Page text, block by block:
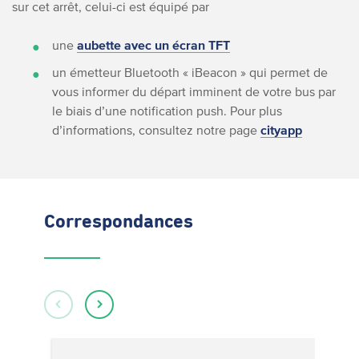
sur cet arrêt, celui-ci est équipé par
une aubette avec un écran TFT
un émetteur Bluetooth « iBeacon » qui permet de
vous informer du départ imminent de votre bus par
le biais d’une notification push. Pour plus
d’informations, consultez notre page cityapp
Correspondances